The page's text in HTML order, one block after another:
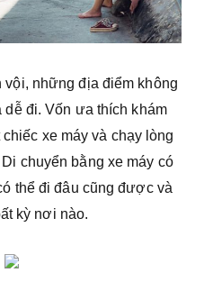
vội, những địa điểm không
dễ đi. Vốn ưa thích khám
xe máy và chạy lòng
chuyển bằng xe máy có
thể đi đâu cũng được và
kỳ nơi nào.